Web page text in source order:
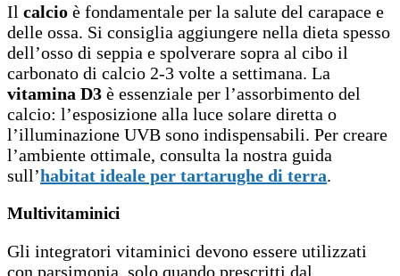
Il calcio è fondamentale per la salute del carapace e
delle ossa. Si consiglia aggiungere nella dieta spesso
dell’osso di seppia e spolverare sopra al cibo il
carbonato di calcio 2-3 volte a settimana. La
vitamina D3 è essenziale per l’assorbimento del
calcio: l’esposizione alla luce solare diretta o
l’illuminazione UVB sono indispensabili. Per creare
l’ambiente ottimale, consulta la nostra guida
sull’habitat ideale per tartarughe di terra.
Multivitaminici
Gli integratori vitaminici devono essere utilizzati
con parsimonia, solo quando prescritti dal